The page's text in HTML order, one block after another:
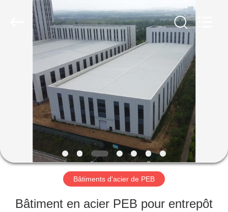
MAISON
PRODUITS
VIDÉOS
VR
SHOW
AU
Bâtiments d'acier de PEB
Bâtiment en acier PEB pour entrepôt